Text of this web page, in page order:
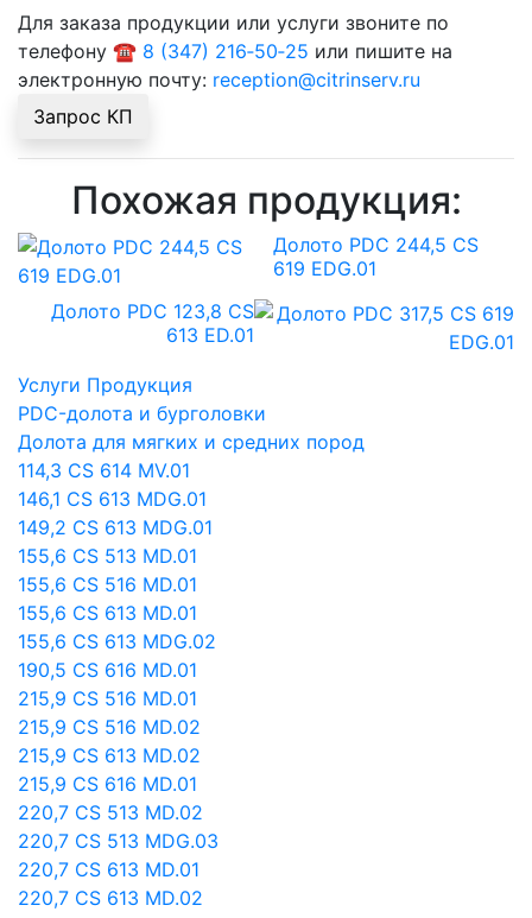
Для заказа продукции или услуги звоните по
телефону ☎ 8 (347) 216‑50‑25 или пишите на
электронную почту: reception@citrinserv.ru
Запрос КП
Похожая продукция:
Долото PDC 244,5 CS
619 EDG.01
Долото PDC 123,8 CS
613 ED.01
Услуги Продукция
PDC-долота и бурголовки
Долота для мягких и средних пород
114,3 CS 614 MV.01
146,1 CS 613 MDG.01
149,2 CS 613 MDG.01
155,6 CS 513 MD.01
155,6 CS 516 MD.01
155,6 CS 613 MD.01
155,6 CS 613 MDG.02
190,5 CS 616 MD.01
215,9 CS 516 MD.01
215,9 CS 516 MD.02
215,9 CS 613 MD.02
215,9 CS 616 MD.01
220,7 CS 513 MD.02
220,7 CS 513 MDG.03
220,7 CS 613 MD.01
220,7 CS 613 MD.02